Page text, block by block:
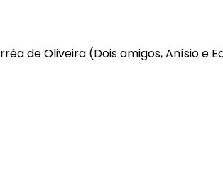
de Oliveira (Dois amigos, Anísio